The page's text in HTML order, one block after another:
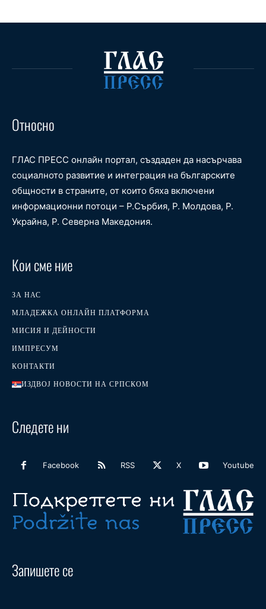
Относно
ГЛАС ПРЕСС онлайн портал, създаден да насърчава
социалното развитие и интеграция на българските
общности в страните, от които бяха включени
информационни потоци – Р.Сърбия, Р. Молдова, Р.
Украйна, Р. Северна Македония.
Кои сме ние
ЗА НАС
МЛАДЕЖКА ОНЛАЙН ПЛАТФОРМА
МИСИЯ И ДЕЙНОСТИ
ИМПРЕСУМ
КОНТАКТИ
ИЗДВОЈ НОВОСТИ НА СРПСКОМ
Следете ни
Facebook RSS X Youtube
Запишете се